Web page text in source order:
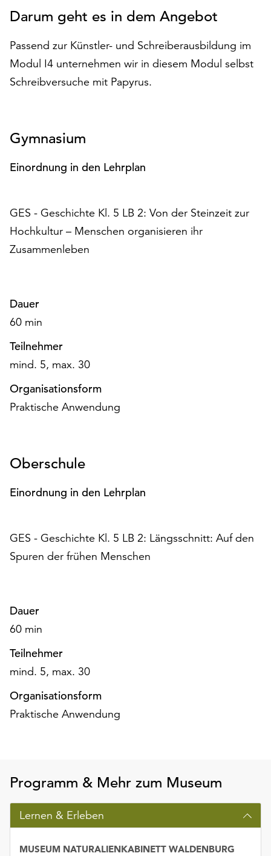
Statistikzwecken
genutzt
Klicken
auf
alle
zu
können
Ihr
jederzeit
Dafür
steht
am
Ende
Seite
die
zur
Funktionale
auch
Ihr
Möchten
die
verwendeten
anpassen,
erreichen
die
Schaltfläche
„Auswählen“.
Weitere
Informationen
Darum geht es in dem Angebot
Passend zur Künstler- und Schreiberausbildung im
Modul I4 unternehmen wir in diesem Modul selbst
Schreibversuche mit Papyrus.
Gymnasium
Einordnung in den Lehrplan
GES - Geschichte Kl. 5 LB 2: Von der Steinzeit zur
Hochkultur – Menschen organisieren ihr
Zusammenleben
Dauer
60 min
Teilnehmer
mind. 5, max. 30
Organisationsform
Praktische Anwendung
Oberschule
Einordnung in den Lehrplan
GES - Geschichte Kl. 5 LB 2: Längsschnitt: Auf den
Spuren der frühen Menschen
Dauer
60 min
Teilnehmer
mind. 5, max. 30
Organisationsform
Praktische Anwendung
Programm & Mehr zum Museum
Lernen & Erleben
MUSEUM NATURALIENKABINETT WALDENBURG